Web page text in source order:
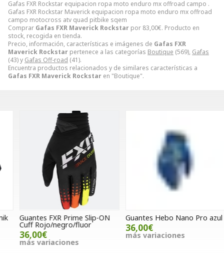
Gafas FXR Rockstar equipacion ropa moto enduro mx offroad campo .
Gafas FXR Rockstar Maverick equipacion ropa moto enduro mx offroad
campo motocross atv quad pitbike sqem
Comprar Gafas FXR Maverick Rockstar por 83,00€. Producto en
stock, recogida en tienda.
Precio, información, características e imágenes de Gafas FXR
Maverick Rockstar pertenece a las categorías Boutique (569), Gafas
(43) y Gafas Off-road (41).
Encuentra productos relacionados y de similares características a
Gafas FXR Maverick Rockstar en "Boutique".
Guantes FXR Prime Slip-ON
Cuff Rojo/negro/fluor
36,00€
más variaciones
Guantes Hebo Nano Pro azul
36,00€
más variaciones